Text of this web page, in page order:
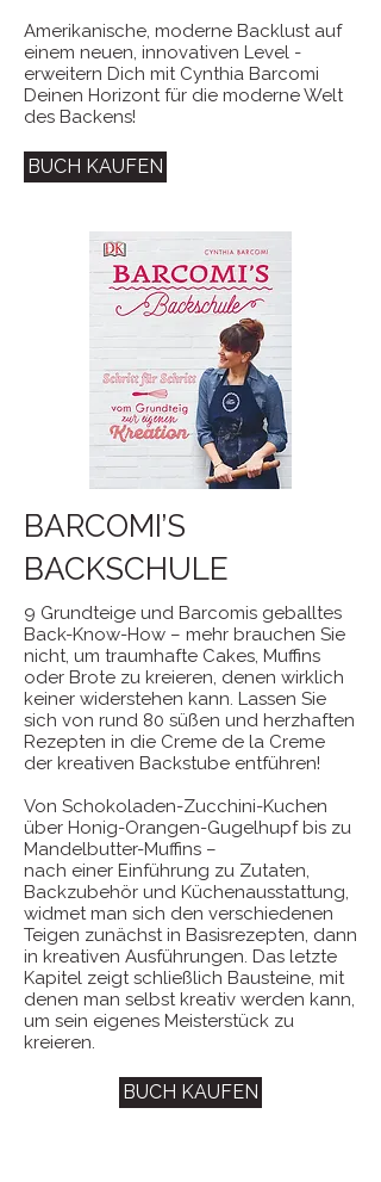
Amerikanische, moderne Backlust auf
einem neuen, innovativen Level -
erweitern Dich mit Cynthia Barcomi
Deinen Horizont für die moderne Welt
des Backens!
BUCH KAUFEN
BARCOMI’S
BACKSCHULE
9 Grundteige und Barcomis geballtes
Back-Know-How – mehr brauchen Sie
nicht, um traumhafte Cakes, Muffins
oder Brote zu kreieren, denen wirklich
keiner widerstehen kann. Lassen Sie
sich von rund 80 süßen und herzhaften
Rezepten in die Creme de la Creme
der kreativen Backstube entführen!
Von Schokoladen-Zucchini-Kuchen
über Honig-Orangen-Gugelhupf bis zu
Mandelbutter-Muffins –
nach einer Einführung zu Zutaten,
Backzubehör und Küchenausstattung,
widmet man sich den verschiedenen
Teigen zunächst in Basisrezepten, dann
in kreativen Ausführungen. Das letzte
Kapitel zeigt schließlich Bausteine, mit
denen man selbst kreativ werden kann,
um sein eigenes Meisterstück zu
kreieren.
BUCH KAUFEN